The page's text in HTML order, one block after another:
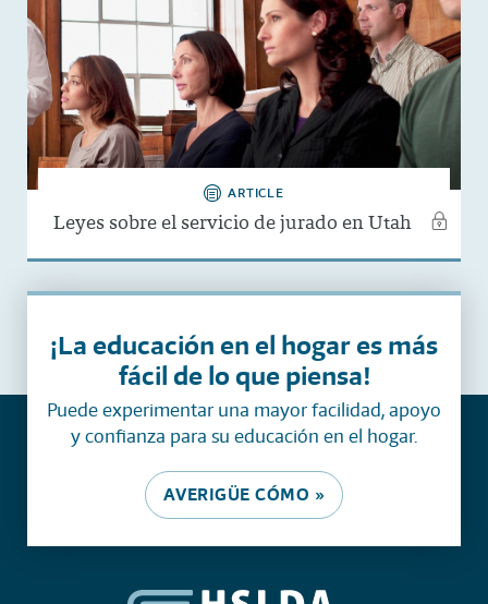
ARTICLE
Leyes sobre el servicio de jurado en Utah
¡La educación en el hogar es más
fácil de lo que piensa!
Puede experimentar una mayor facilidad, apoyo
y confianza para su educación en el hogar.
AVERIGÜE CÓMO »